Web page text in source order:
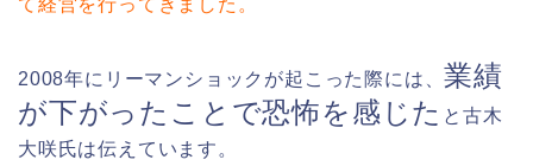
て経営を行ってきました。
2008年にリーマンショックが起こった際には、業績
が下がったことで恐怖を感じた と古木
大咲氏は伝えています。